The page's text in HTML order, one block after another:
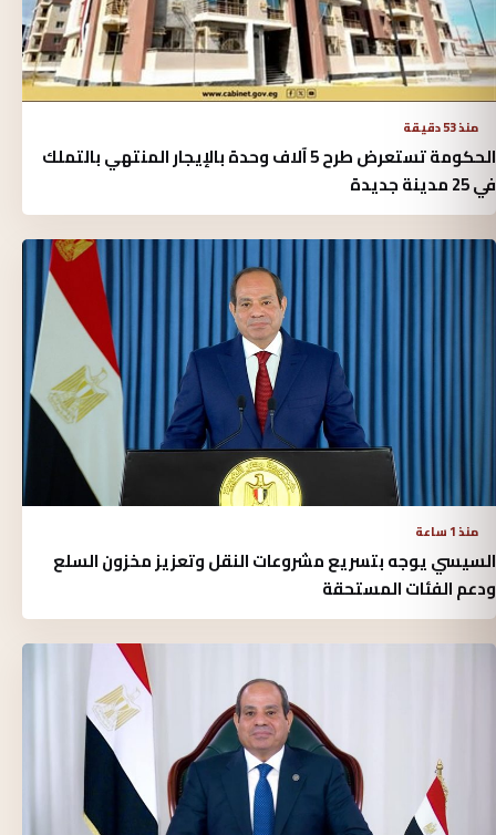
منذ 53 دقيقة
الحكومة تستعرض طرح 5 آلاف وحدة بالإيجار المنتهي بالتملك
في 25 مدينة جديدة
منذ 1 ساعة
السيسي يوجه بتسريع مشروعات النقل وتعزيز مخزون السلع
ودعم الفئات المستحقة